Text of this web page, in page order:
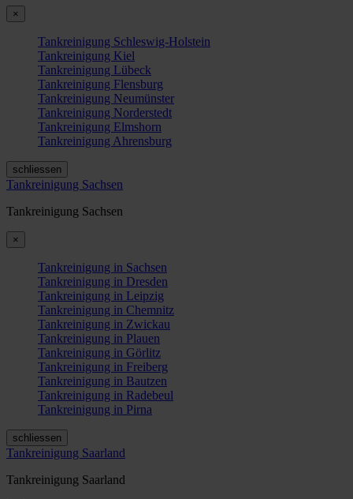
×
Tankreinigung Schleswig-Holstein
Tankreinigung Kiel
Tankreinigung Lübeck
Tankreinigung Flensburg
Tankreinigung Neumünster
Tankreinigung Norderstedt
Tankreinigung Elmshorn
Tankreinigung Ahrensburg
schliessen
Tankreinigung Sachsen
Tankreinigung Sachsen
×
Tankreinigung in Sachsen
Tankreinigung in Dresden
Tankreinigung in Leipzig
Tankreinigung in Chemnitz
Tankreinigung in Zwickau
Tankreinigung in Plauen
Tankreinigung in Görlitz
Tankreinigung in Freiberg
Tankreinigung in Bautzen
Tankreinigung in Radebeul
Tankreinigung in Pirna
schliessen
Tankreinigung Saarland
Tankreinigung Saarland